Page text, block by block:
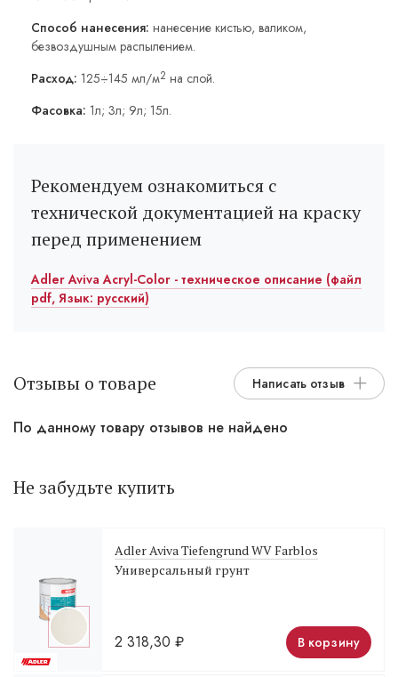
Способ нанесения: нанесение кистью, валиком,
безвоздушным распылением.
Расход: 125÷145 мл/м2 на слой.
Фасовка: 1л; 3л; 9л; 15л.
Рекомендуем ознакомиться с
технической документацией на краску
перед применением
Adler Aviva Acryl-Color - техническое описание (файл
pdf, Язык: русский)
Отзывы о товаре Написать отзыв
По данному товару отзывов не найдено
Не забудьте купить
Adler Aviva Tiefengrund WV Farblos
Универсальный грунт
2 318,30 ₽ В корзину